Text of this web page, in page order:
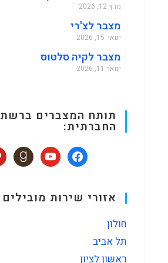
מרץ 12, 2026
מצבר לצ'רי
ינואר 15, 2026
מצבר לקיה סלטוס
ינואר 11, 2026
תותח המצברים ברשת
החברתית:
אזורי שירות מובילים
חולון
תל אביב
ראשון לציון